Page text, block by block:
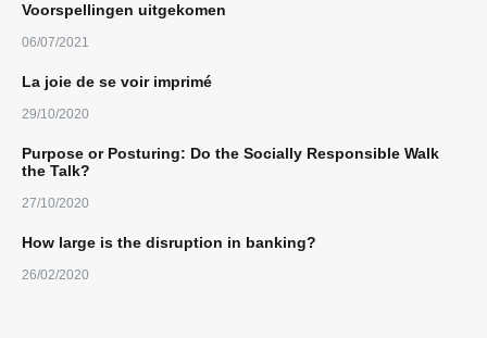
Voorspellingen uitgekomen
06/07/2021
La joie de se voir imprimé
29/10/2020
Purpose or Posturing: Do the Socially Responsible Walk
the Talk?
27/10/2020
How large is the disruption in banking?
26/02/2020